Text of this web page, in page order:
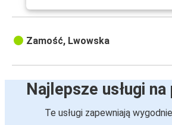
Zamość, Lwowska
Najlepsze usługi na
Te usługi zapewniają